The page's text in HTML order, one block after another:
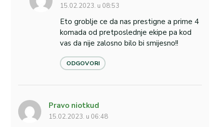
15.02.2023. u 08:53
Eto groblje ce da nas prestigne a prime 4
komada od pretposlednje ekipe pa kod
vas da nije zalosno bilo bi smijesno!!
ODGOVORI
Pravo niotkud
15.02.2023. u 06:48